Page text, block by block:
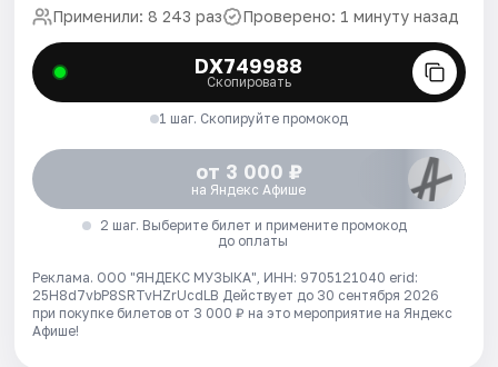
Применили: 8 243 раз Проверено: 1 минуту назад
DX749988
Скопировать
1 шаг. Скопируйте промокод
от 3 000 ₽
на Яндекс Афише
2 шаг. Выберите билет и примените промокод
до оплаты
Реклама. ООО "ЯНДЕКС МУЗЫКА", ИНН: 9705121040 erid:
25H8d7vbP8SRTvHZrUcdLB Действует до 30 сентября 2026
при покупке билетов от 3 000 ₽ на это мероприятие на Яндекс
Афише!